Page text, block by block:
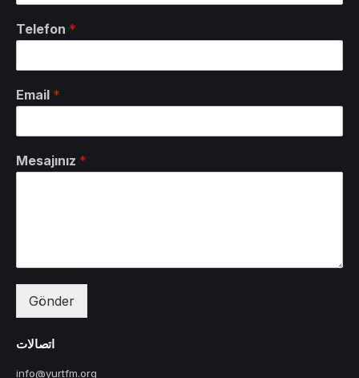
Telefon *
Email *
Mesajınız *
Gönder
اتصالات
info@yurtfm.org